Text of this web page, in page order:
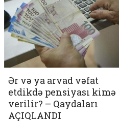
Ər və ya arvad vəfat
etdikdə pensiyası kimə
verilir? – Qaydaları
AÇIQLANDI